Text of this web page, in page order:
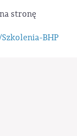
stronę
BHP